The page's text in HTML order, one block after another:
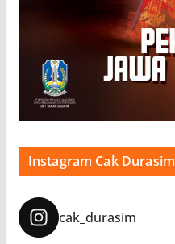
Instagram Cak Durasim
cak_durasim